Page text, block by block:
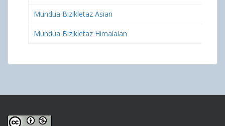
Mundua Bizikletaz Asian
Mundua Bizikletaz Himalaian